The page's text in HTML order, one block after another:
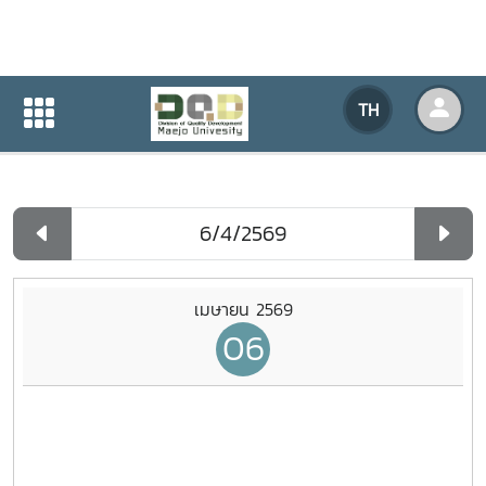
TH
ปฏิทินกิจกรรมของหน่วยงาน
ปฏิทินกิจกรรมของหน่วยงาน
เมษายน 2569
06